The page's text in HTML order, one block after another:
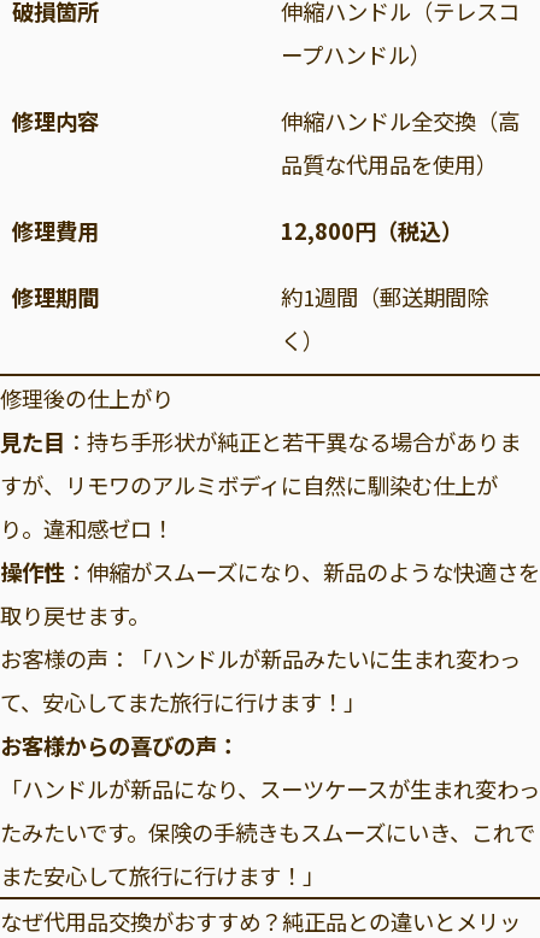
破損箇所
伸縮ハンドル（テレスコ
ープハンドル）
修理内容
伸縮ハンドル全交換（高
品質な代用品を使用）
修理費用 12,800円（税込）
修理期間
約1週間（郵送期間除
く）
修理後の仕上がり
見た目 ：持ち手形状が純正と若干異なる場合がありま
すが、リモワのアルミボディに自然に馴染む仕上が
り。違和感ゼロ！
操作性 ：伸縮がスムーズになり、新品のような快適さを
取り戻せます。
お客様の声：「ハンドルが新品みたいに生まれ変わっ
て、安心してまた旅行に行けます！」
お客様からの喜びの声：
「ハンドルが新品になり、スーツケースが生まれ変わっ
たみたいです。保険の手続きもスムーズにいき、これで
また安心して旅行に行けます！」
なぜ代用品交換がおすすめ？純正品との違いとメリッ